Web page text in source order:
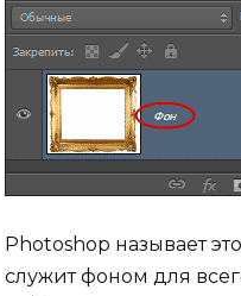
Photoshop называет
служит фоном для